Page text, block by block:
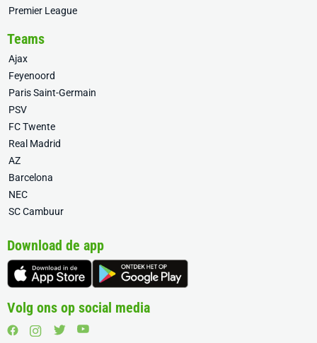
Premier League
Teams
Ajax
Feyenoord
Paris Saint-Germain
PSV
FC Twente
Real Madrid
AZ
Barcelona
NEC
SC Cambuur
Download de app
Volg ons op social media